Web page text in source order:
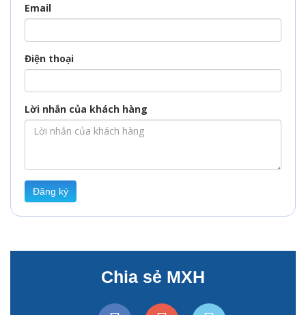
Email
Điện thoại
Lời nhắn của khách hàng
Đăng ký
Chia sẻ MXH